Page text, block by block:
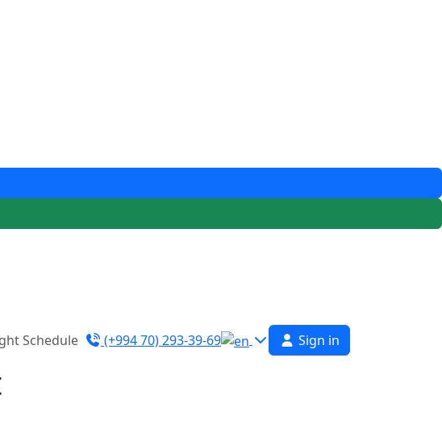
Schedule (+994 70) 293-39-69 Sign in